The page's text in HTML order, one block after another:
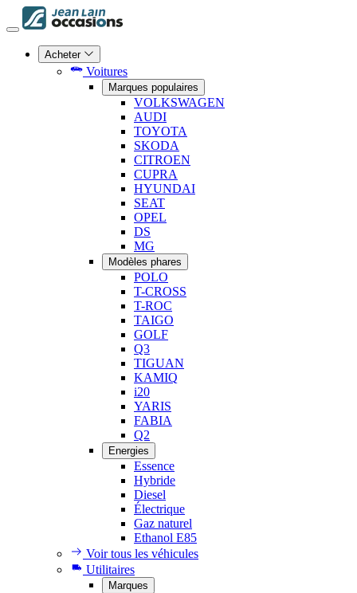
Acheter
Voitures
Marques populaires
VOLKSWAGEN
AUDI
TOYOTA
SKODA
CITROEN
CUPRA
HYUNDAI
SEAT
OPEL
DS
MG
Modèles phares
POLO
T-CROSS
T-ROC
TAIGO
GOLF
Q3
TIGUAN
KAMIQ
i20
YARIS
FABIA
Q2
Energies
Essence
Hybride
Diesel
Électrique
Gaz naturel
Ethanol E85
Voir tous les véhicules
Utilitaires
Marques